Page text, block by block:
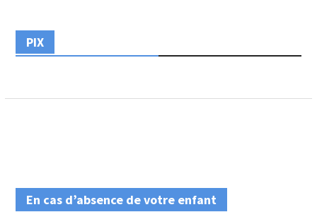
PIX
En cas d’absence de votre enfant